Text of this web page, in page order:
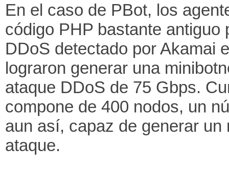
En el caso de PBot, los
código PHP bastante
DDoS detectado por Akamai
lograron generar una
ataque DDoS de 75 Gbps.
compone de 400 nodos, un
aun así, capaz de generar
ataque.